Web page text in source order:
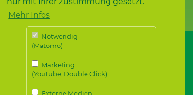
Mehr Infos
Notwendig
(Matomo)
Marketing
(YouTube, Double Click)
Externe Medien